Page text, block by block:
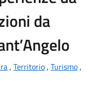
da
, Territorio, Turismo,